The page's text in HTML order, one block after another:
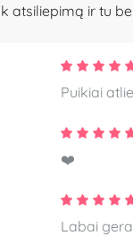
atsiliepimą ir tu
Puikiai
❤️
Labai